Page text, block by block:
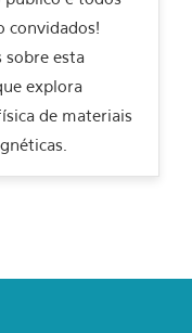
convidados!
sobre esta
explora
de materiais